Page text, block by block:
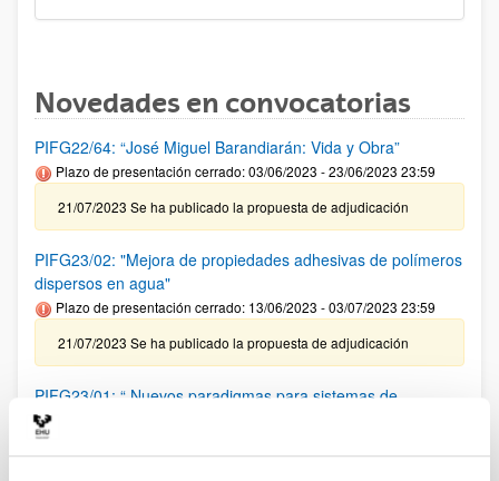
Novedades en convocatorias
PIFG22/64: “José Miguel Barandiarán: Vida y Obra”
Plazo de presentación cerrado: 03/06/2023 - 23/06/2023 23:59
21/07/2023 Se ha publicado la propuesta de adjudicación
PIFG23/02: "Mejora de propiedades adhesivas de polímeros
dispersos en agua"
Plazo de presentación cerrado: 13/06/2023 - 03/07/2023 23:59
21/07/2023 Se ha publicado la propuesta de adjudicación
PIFG23/01: “ Nuevos paradigmas para sistemas de
comunicación basados en herramientas de inteligencia
artificial”